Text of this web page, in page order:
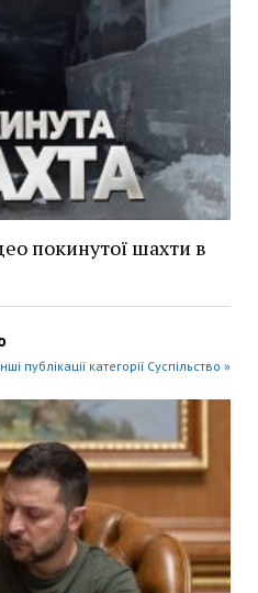
покинутої шахти в
публікації категорії Суспільство »